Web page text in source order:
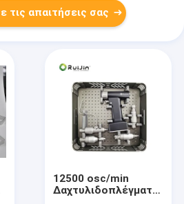
τις απαιτήσεις σας
12500 osc/min
Δαχτυλιδοπλέγματος